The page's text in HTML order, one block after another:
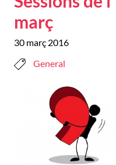
març
30 març 2016
General